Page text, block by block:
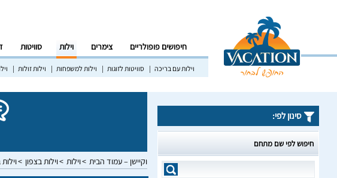
חיפושים פופולריים צימרים וילות סוויטות
וילות עם בריכה סוויטות לזוגות וילות למשפחות וילות זולות
וקיישן – עמוד הבית וילות וילות בצפון
סינון לפי:
חיפוש לפי שם מתחם